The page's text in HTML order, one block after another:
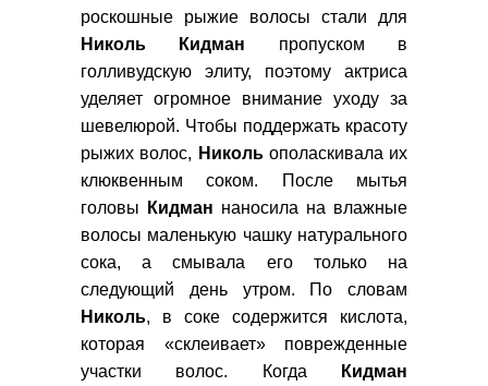
роскошные рыжие волосы стали для
Николь Кидман пропуском в
голливудскую элиту, поэтому актриса
уделяет огромное внимание уходу за
шевелюрой. Чтобы поддержать красоту
рыжих волос, Никольополаскивала их
клюквенным соком. После мытья
головы
Кидман наносила на влажные
волосы маленькую чашку натурального
сока, а смывала его только на
следующий день утром. По словам
Николь, в соке содержится кислота,
которая «склеивает» поврежденные
участки волос. Когда
Кидман